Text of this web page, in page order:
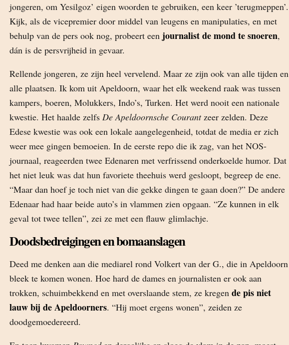
jongeren, om Yesilgoz’ eigen woorden te gebruiken, een keer ’terugmeppen’.
Kijk, als de vicepremier door middel van leugens en manipulaties, en met
behulp van de pers ook nog, probeert een journalist de mond te snoeren,
dán is de persvrijheid in gevaar.
Rellende jongeren, ze zijn heel vervelend. Maar ze zijn ook van alle tijden en
alle plaatsen. Ik kom uit Apeldoorn, waar het elk weekend raak was tussen
kampers, boeren, Molukkers, Indo’s, Turken. Het werd nooit een nationale
kwestie. Het haalde zelfs De Apeldoornsche Courantzeer zelden. Deze
Edese kwestie was ook een lokale aangelegenheid, totdat de media er zich
weer mee gingen bemoeien. In de eerste repo die ik zag, van het NOS-
journaal, reageerden twee Edenaren met verfrissend onderkoelde humor. Dat
het niet leuk was dat hun favoriete theehuis werd gesloopt, begreep de ene.
“Maar dan hoef je toch niet van die gekke dingen te gaan doen?” De andere
Edenaar had haar beide auto’s in vlammen zien opgaan. “Ze kunnen in elk
geval tot twee tellen”, zei ze met een flauw glimlachje.
Doodsbedreigingen en bomaanslagen
Deed me denken aan die mediarel rond Volkert van der G., die in Apeldoorn
bleek te komen wonen. Hoe hard de dames en journalisten er ook aan
trokken, schuimbekkend en met overslaande stem, ze kregen de pis niet
lauw bij de Apeldoorners. “Hij moet ergens wonen”, zeiden ze
doodgemoedereerd.